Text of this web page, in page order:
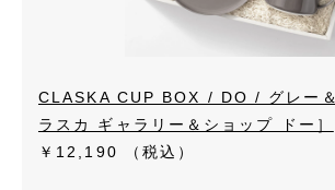
CLASKA CUP BOX / DO / グレー
ラスカ ギャラリー＆ショップ ドー］
￥12,190
（税込）